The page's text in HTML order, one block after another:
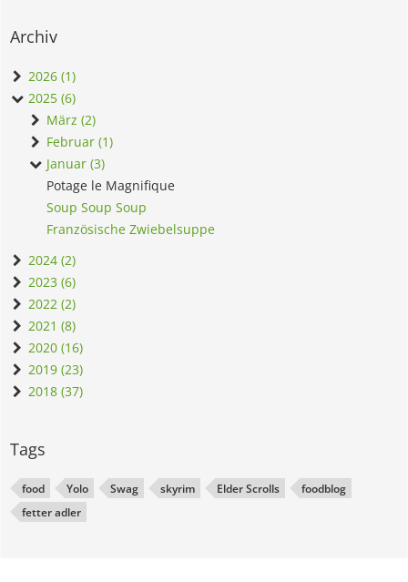
Archiv
2026 (1)
2025 (6)
März (2)
Februar (1)
Januar (3)
Potage le Magnifique
Soup Soup Soup
Französische Zwiebelsuppe
2024 (2)
2023 (6)
2022 (2)
2021 (8)
2020 (16)
2019 (23)
2018 (37)
Tags
food Yolo Swag skyrim Elder Scrolls
foodblog
fetter adler